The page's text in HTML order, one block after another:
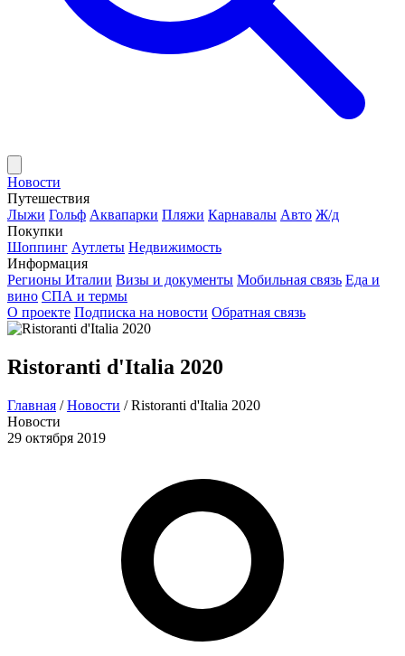
Новости
Путешествия
Лыжи Гольф Аквапарки Пляжи Карнавалы Авто Ж/д
Покупки
Шоппинг Аутлеты Недвижимость
Информация
Регионы Италии Визы и документы Мобильная связь Еда и
вино СПА и термы
О проекте Подписка на новости Обратная связь
Ristoranti d'Italia 2020
Главная / Новости / Ristoranti d'Italia 2020
Новости
29 октября 2019